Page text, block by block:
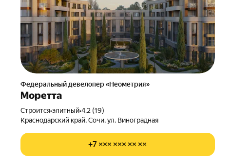
Федеральный девелопер «Неометрия»
Моретта
Строится•элитный•4.2 (19)
Краснодарский край, Сочи, ул. Виноградная
+7 ××× ××× ×× ××